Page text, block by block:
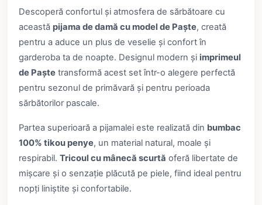
Descoperă confortul și atmosfera de sărbătoare cu
această pijama de damă cu model de Paște, creată
pentru a aduce un plus de veselie și confort în
garderoba ta de noapte. Designul modern și imprimeul
de Paște transformă acest set într-o alegere perfectă
pentru sezonul de primăvară și pentru perioada
sărbătorilor pascale.
Partea superioară a pijamalei este realizată din bumbac
100% tikou penye, un material natural, moale și
respirabil.Tricoul cu mânecă scurtă oferă libertate de
mișcare și o senzație plăcută pe piele, fiind ideal pentru
nopți liniștite și confortabile.